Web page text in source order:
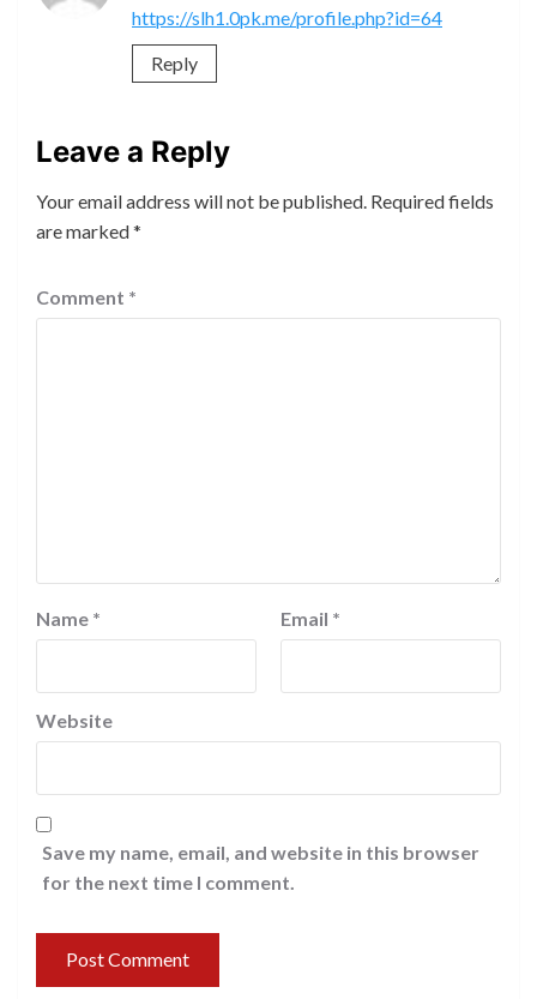
https://slh1.0pk.me/profile.php?id=64
Reply
Leave a Reply
Your email address will not be published. Required fields
are marked*
Comment *
Name * Email *
Website
Save my name, email, and website in this browser
for the next time I comment.